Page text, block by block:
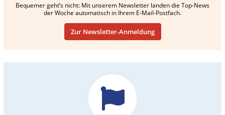
Bequemer geht’s nicht: Mit unserem Newsletter landen die Top-News
der Woche automatisch in Ihrem E-Mail-Postfach.
Zur Newsletter-Anmeldung